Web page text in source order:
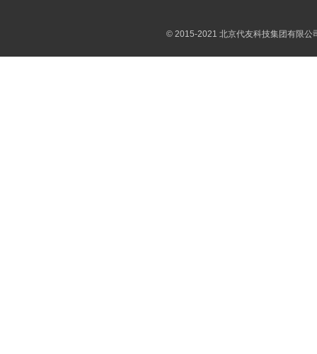
© 2015-2021 北京代友科技集团有限